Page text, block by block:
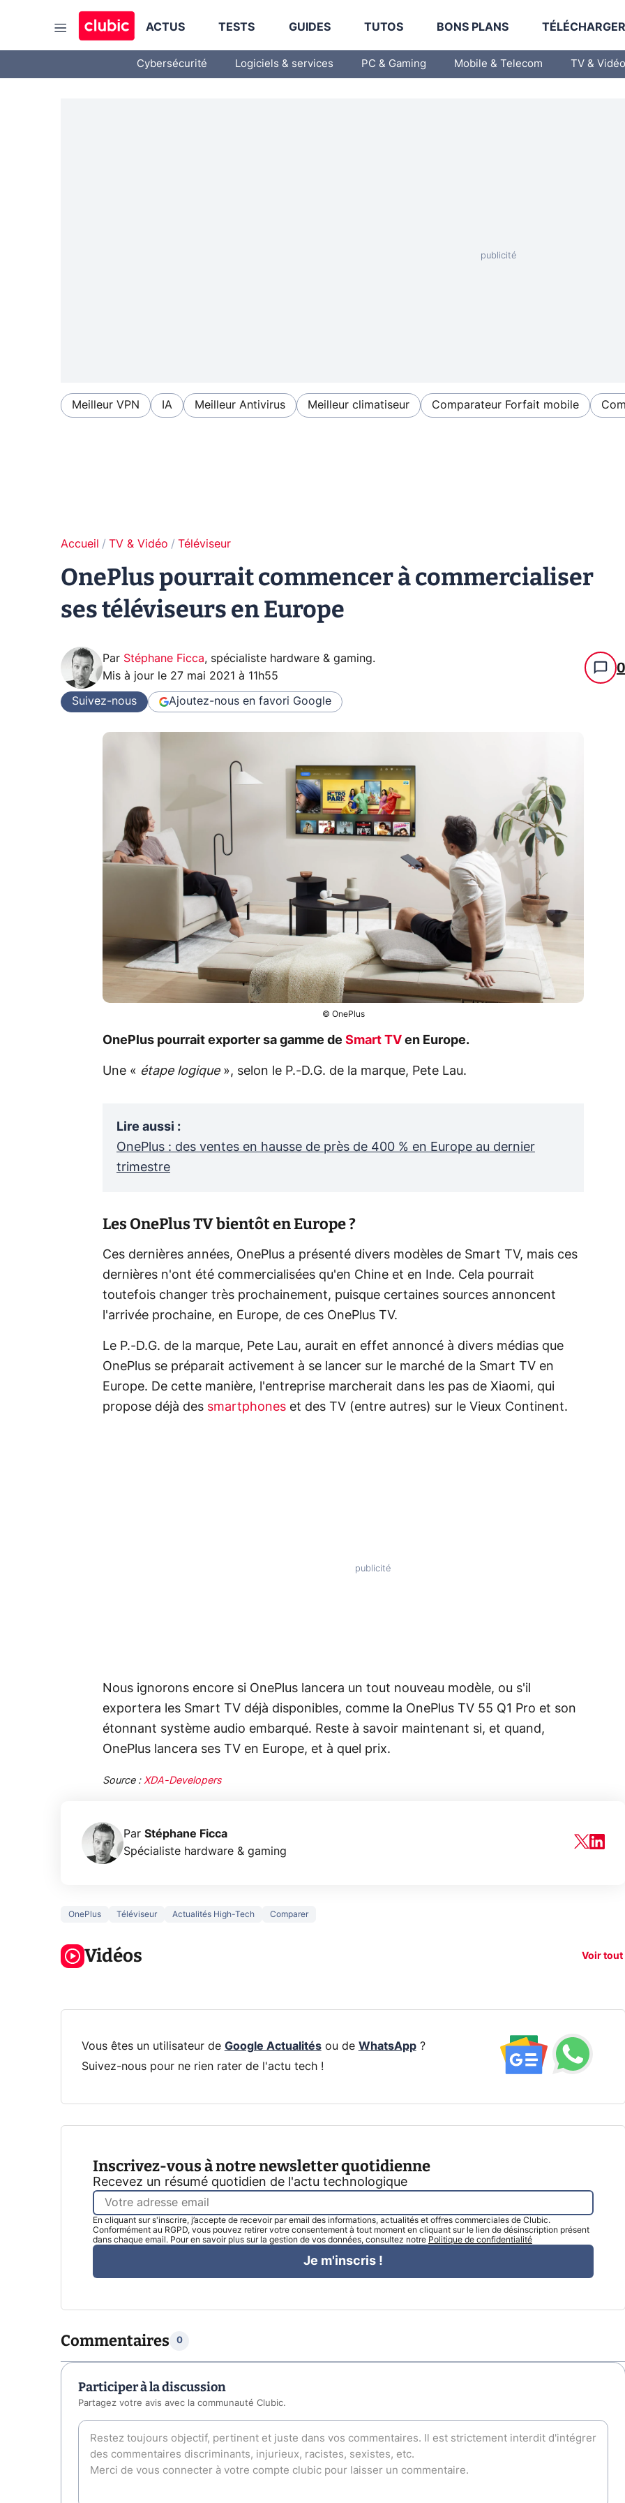
ACTUS TESTS GUIDES TUTOS BONS PLANS
Cybersécurité Logiciels & services PC & Gaming Mobile & Telecom TV & Vidéo
Meilleur VPN IA Meilleur Antivirus Meilleur climatiseur Comparateur Forfait mobile
Accueil TV & Vidéo Téléviseur
OnePlus pourrait commencer à commercialiser
ses téléviseurs en Europe
Par Stéphane Ficca, spécialiste hardware & gaming.
Mis à jour le 27 mai 2021 à 11h55 0
Suivez-nous Ajoutez-nous en favori Google
© OnePlus
OnePlus pourrait exporter sa gamme de Smart TV en Europe.
Une « étape logique », selon le P.-D.G. de la marque, Pete Lau.
Lire aussi :
OnePlus : des ventes en hausse de près de 400 % en Europe au dernier
trimestre
Les OnePlus TV bientôt en Europe ?
Ces dernières années, OnePlus a présenté divers modèles de Smart TV, mais ces
dernières n'ont été commercialisées qu'en Chine et en Inde. Cela pourrait
toutefois changer très prochainement, puisque certaines sources annoncent
l'arrivée prochaine, en Europe, de ces OnePlus TV.
Le P.-D.G. de la marque, Pete Lau, aurait en effet annoncé à divers médias que
OnePlus se préparait activement à se lancer sur le marché de la Smart TV en
Europe. De cette manière, l'entreprise marcherait dans les pas de Xiaomi, qui
propose déjà des smartphones et des TV (entre autres) sur le Vieux Continent.
Nous ignorons encore si OnePlus lancera un tout nouveau modèle, ou s'il
exportera les Smart TV déjà disponibles, comme la OnePlus TV 55 Q1 Pro et son
étonnant système audio embarqué. Reste à savoir maintenant si, et quand,
OnePlus lancera ses TV en Europe, et à quel prix.
Source :XDA-Developers
Par Stéphane Ficca
Spécialiste hardware & gaming
OnePlus Téléviseur Actualités High-Tech Comparer
Vidéos Voir tout
Voici L'AOC
CQ32G4ZA !
Vous êtes un utilisateur de Google Actualitésou de WhatsApp?
Suivez-nous pour ne rien rater de l'actu tech !
Inscrivez-vous à notre newsletter quotidienne
Recevez un résumé quotidien de l'actu technologique
En cliquant sur s'inscrire, j’accepte de recevoir par email des informations, actualités et offres commerciales de Clubic.
Conformément au RGPD, vous pouvez retirer votre consentement à tout moment en cliquant sur le lien de désinscription présent
dans chaque email. Pour en savoir plus sur la gestion de vos données, consultez notre Politique de confidentialité
Je m'inscris !
Commentaires 0
Participer à la discussion
Partagez votre avis avec la communauté Clubic.